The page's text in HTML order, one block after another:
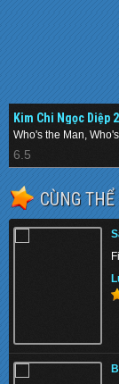
Kim Chi Ngọc Diệp
Who's the Man,
6.5
CÙNG